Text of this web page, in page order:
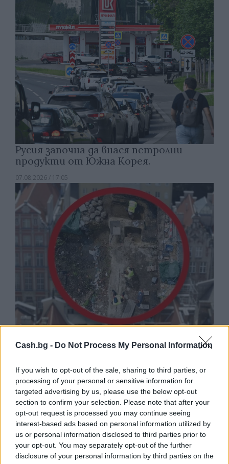
Cash.bg - Do Not Process My Personal Information
If you wish to opt-out of the sale, sharing to third parties, or
processing of your personal or sensitive information for
targeted advertising by us, please use the below opt-out
section to confirm your selection. Please note that after your
opt-out request is processed you may continue seeing
interest-based ads based on personal information utilized by
us or personal information disclosed to third parties prior to
your opt-out. You may separately opt-out of the further
disclosure of your personal information by third parties on the
Русия започна да внася петролни
продукти от Южна Корея.
07.08.2026 / 17:05
откриха под кафене за сладолед в
07.08.2026 / 16:00